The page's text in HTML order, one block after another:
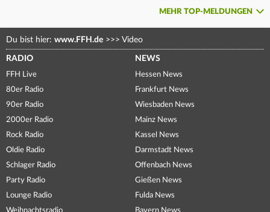
MEHR TOP-MELDUNGEN
Du bist hier: www.FFH.de >>> Video
RADIO
FFH Live
80er Radio
90er Radio
2000er Radio
Rock Radio
Oldie Radio
Schlager Radio
Party Radio
Lounge Radio
Weihnachtsradio
NEWS
Hessen News
Frankfurt News
Wiesbaden News
Mainz News
Kassel News
Darmstadt News
Offenbach News
Gießen News
Fulda News
Bayern News